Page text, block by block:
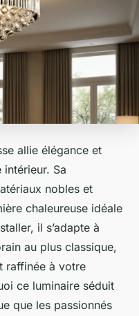
allie élégance et
Sa
nobles et
chaleureuse idéale
il s’adapte à
au plus classique,
raffinée à votre
ce luminaire séduit
que les passionnés